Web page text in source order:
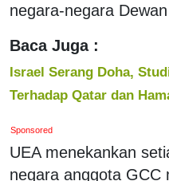
negara-negara
Baca Juga :
Israel Serang Doha,
Terhadap Qatar dan
Sponsored
UEA menekankan
negara anggota GCC